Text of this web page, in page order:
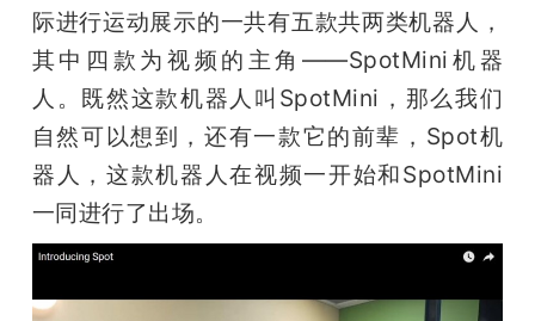
际进行运动展示的一共有五款共两类机器人，
其中四款为视频的主角——SpotMini机器
人。既然这款机器人叫SpotMini，那么我们
自然可以想到，还有一款它的前辈，Spot机
器人，这款机器人在视频一开始和SpotMini
一同进行了出场。